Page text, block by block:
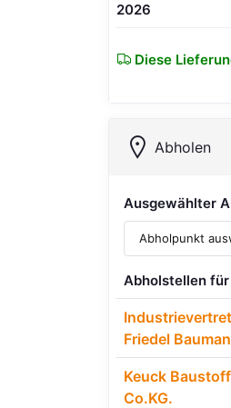
2026
Diese
Abholen
Ausgewählter
Abholstellen
Friedel
Keuck
Co.KG.